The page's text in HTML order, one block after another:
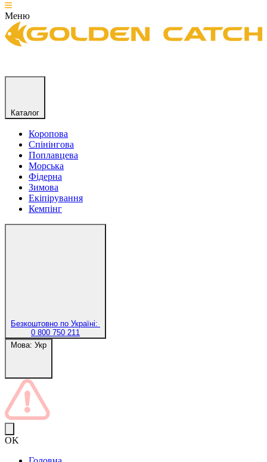
Меню
Каталог
Коропова
Спінінгова
Поплавцева
Морська
Фідерна
Зимова
Екіпірування
Кемпінг
Безкоштовно по Україні:
0 800 750 211
Мова: Укр
OK